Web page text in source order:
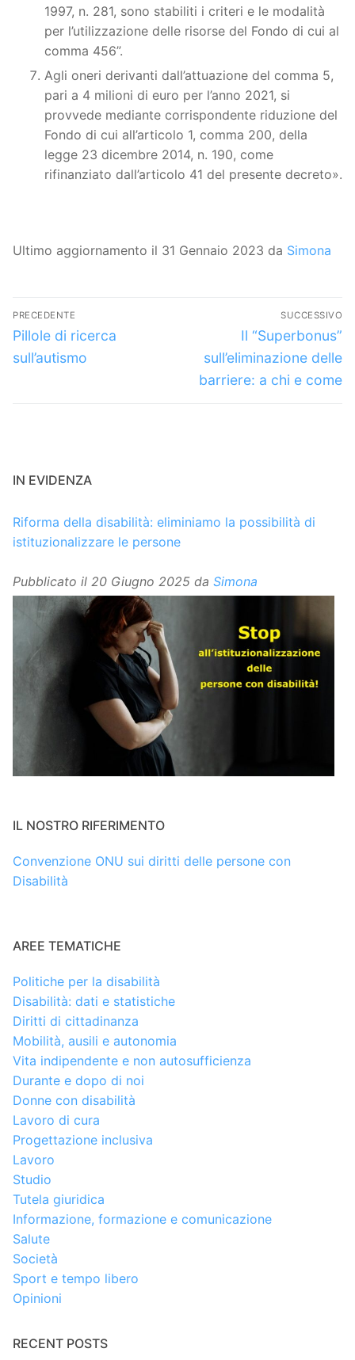
1997, n. 281, sono stabiliti i criteri e le modalità
per l’utilizzazione delle risorse del Fondo di cui al
comma 456”.
Agli oneri derivanti dall’attuazione del comma 5,
pari a 4 milioni di euro per l’anno 2021, si
provvede mediante corrispondente riduzione del
Fondo di cui all’articolo 1, comma 200, della
legge 23 dicembre 2014, n. 190, come
rifinanziato dall’articolo 41 del presente decreto».
Ultimo aggiornamento il 31 Gennaio 2023 da Simona
Navigazione
articoli
PRECEDENTE
Articolo
precedente:
Pillole di ricerca
sull’autismo
SUCCESSIVO
Articolo
successivo:
Il “Superbonus”
sull’eliminazione delle
barriere: a chi e come
IN EVIDENZA
Riforma della disabilità: eliminiamo la possibilità di
istituzionalizzare le persone
Pubblicato il 20 Giugno 2025 da Simona
IL NOSTRO RIFERIMENTO
Convenzione ONU sui diritti delle persone con
Disabilità
AREE TEMATICHE
Politiche per la disabilità
Disabilità: dati e statistiche
Diritti di cittadinanza
Mobilità, ausili e autonomia
Vita indipendente e non autosufficienza
Durante e dopo di noi
Donne con disabilità
Lavoro di cura
Progettazione inclusiva
Lavoro
Studio
Tutela giuridica
Informazione, formazione e comunicazione
Salute
Società
Sport e tempo libero
Opinioni
RECENT POSTS